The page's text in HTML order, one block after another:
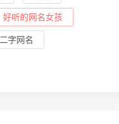
好听的网名女孩
二字网名